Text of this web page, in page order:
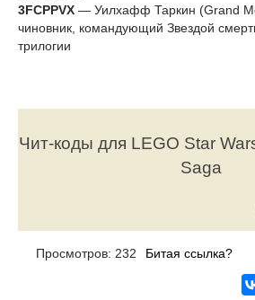
3FCPPVX — Уилхафф Таркин (Grand
чиновник, командующий Звездой
трилогии
Чит-коды для LEGO Star
Saga
Просмотров: 232 Битая ссылка?